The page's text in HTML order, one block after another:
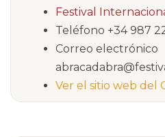
Festival
Teléfono +34 987
Correo electrónico
Ver el sitio web del